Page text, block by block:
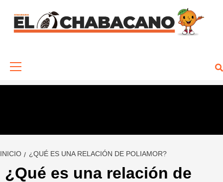
contenido
INICIO ¿QUÉ ES UNA RELACIÓN DE POLIAMOR?
¿Qué es una relación de